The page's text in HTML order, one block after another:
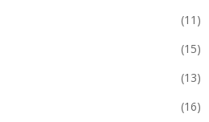
(11)
(15)
(13)
(16)